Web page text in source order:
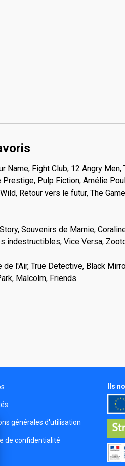
Name, Fight Club, 12 Angry Men,
Prestige, Pulp Fiction, Amélie
Retour vers le futur, The
Souvenirs de Marnie,
indestructibles, Vice Versa,
l'Air, True Detective, Black
Malcolm, Friends.
générales d'utilisation
de confidentialité
Ils